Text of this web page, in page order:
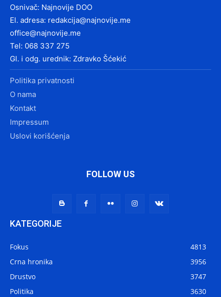
Osnivač: Najnovije DOO
El. adresa: redakcija@najnovije.me
office@najnovije.me
Tel: 068 337 275
Gl. i odg. urednik: Zdravko Šćekić
Politika privatnosti
O nama
Kontakt
Impressum
Uslovi korišćenja
FOLLOW US
KATEGORIJE
Fokus
4813
Crna hronika
3956
Drustvo
3747
Politika
3630